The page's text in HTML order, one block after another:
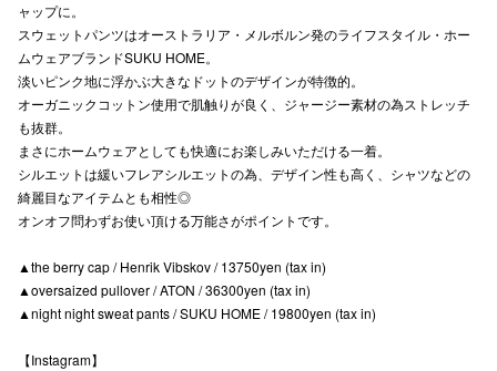
ャップに。
スウェットパンツはオーストラリア・メルボルン発のライフスタイル・ホー
ムウェアブランドSUKU HOME。
淡いピンク地に浮かぶ大きなドットのデザインが特徴的。
オーガニックコットン使用で肌触りが良く、ジャージー素材の為ストレッチ
も抜群。
まさにホームウェアとしても快適にお楽しみいただける一着。
シルエットは緩いフレアシルエットの為、デザイン性も高く、シャツなどの
綺麗目なアイテムとも相性◎
オンオフ問わずお使い頂ける万能さがポイントです。
▲the berry cap / Henrik Vibskov / 13750yen (tax in)
▲oversaized pullover / ATON / 36300yen (tax in)
▲night night sweat pants / SUKU HOME / 19800yen (tax in)
【Instagram】
キャナルシ